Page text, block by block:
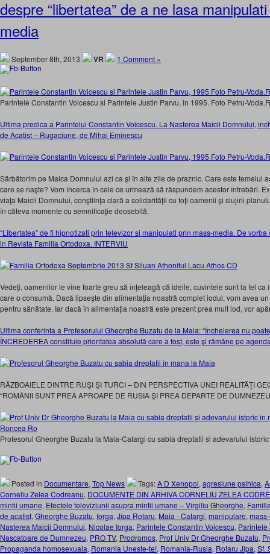
despre “libertatea” de a ne lasa
media
September 8th, 2013 VR 1 Comment »
Parintele Constantin Voicescu si Parintele Justin Parvu, in 1995. Foto Petru-
Ultima predica a Parintelui Constantin Voicescu. La Nasterea Maicii Domnului,
de Acatist – Rugaciune, de Mihai Eminescu
Sărbătorim pe Maica Domnului azi ca şi în alte zile de praznic. Care este temeiul
care se naşte? Vom încerca în cele ce urmează să răspundem acestor întrebări.
viaţa Maicii Domnului, conştiinţa clară a solidarităţii cu toţi oamenii şi slujirii
în câteva momente cu semnificaţie deosebită.
“Libertatea” de fi hipnotizati prin televizor si manipulati prin mass-media. De
in Revista Familia Ortodoxa. INTERVIU
Vedeţi, oamenilor le vine foarte greu să înţeleagă că ideile, cuvintele sunt la fel
care o consumă. Dacă lipseşte din alimentaţia noastră complet iodul, vom avea
pentru sănătate. Iar dacă în alimentaţia noastră este prezent prea mult iod, vor
Ultima conferinta a Profesorului Gheorghe Buzatu de la Maia: “Încheierea nu
ÎNCREDEREA constituie prioritatea absolută care a fost, este şi rămâne pe
RĂZBOAIELE DINTRE RUŞI ŞI TURCI – DIN PERSPECTIVA UNEI REALITĂŢI
“ROMÂNII SUNT PREA APROAPE DE RUSIA ŞI PREA DEPARTE DE
Profesorul Gheorghe Buzatu la Maia-Catargi cu sabia dreptatii si adevarului
Posted in Documentare, Top News Tags:A D Xenopol, agresiune psihica,
Corneliu Zelea Codreanu, DOCUMENTE DIN ARHIVA CORNELIU ZELEA
mintii umane, Efectele televiziunii asupra mintii umane – Virgiliu Gheorghe,
de acatist, Gheorghe Buzatu, Iorga, Jipa Rotaru, Maia - Catargi, manipulare,
Nasterea Maicii Domnului, Nicolae Iorga, Parintele Constantin Voicescu, Parintele
Nascatoare de Dumnezeu, PRO TV, Prodromos, Prof Univ Dr Gheorghe Buzatu,
Propaganda homosexuala, Romania Uneste-te!, Romania-Rusia, Rotaru Jipa, Sf.